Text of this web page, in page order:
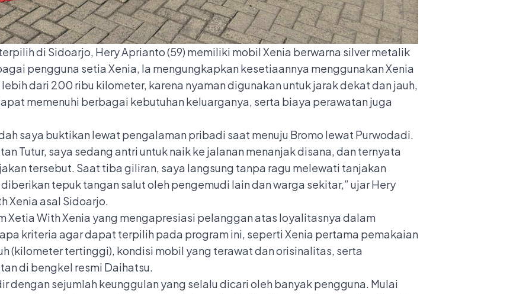
di Sidoarjo, Hery Aprianto (59) memiliki mobil Xenia berwarna silver metalik
pengguna setia Xenia, Ia mengungkapkan kesetiaannya menggunakan Xenia
dari 200 ribu kilometer, karena nyaman digunakan untuk jarak dekat dan jauh,
memenuhi berbagai kebutuhan keluarganya, serta biaya perawatan juga
saya buktikan lewat pengalaman pribadi saat menuju Bromo lewat Purwodadi.
Tutur, saya sedang antri untuk naik ke jalanan menanjak disana, dan ternyata
tersebut. Saat tiba giliran, saya langsung tanpa ragu melewati tanjakan
tepuk tangan salut oleh pengemudi lain dan warga sekitar,” ujar Hery
Xenia asal Sidoarjo.
Xetia With Xenia yang mengapresiasi pelanggan atas loyalitasnya dalam
kriteria agar dapat terpilih pada program ini, seperti Xenia pertama pemakaian
(kilometer tertinggi), kondisi mobil yang terawat dan orisinalitas, serta
di bengkel resmi Daihatsu.
dengan sejumlah keunggulan yang selalu dicari oleh banyak pengguna. Mulai